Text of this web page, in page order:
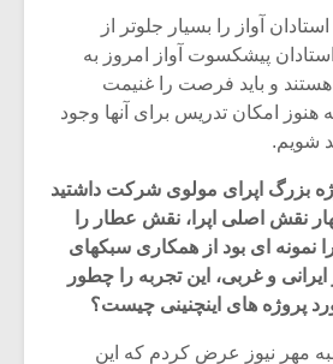
آواز را بسیار جلوتر از
پیشکسوت آواز امروز به
و باید فرصت را غنیمت
هنوز امکان تدریس برای آنها وجود
شویم.
بزرگ اپرای مولوی شرکت داشتید
نقش اصلی اپرا، نقش عطار را
نمونه ای بود از همکاری سبکهای
و غربی، این تجربه را چطور
پروژه های اینچنینی چیست؟
مهر نیوز عرض کردم که این